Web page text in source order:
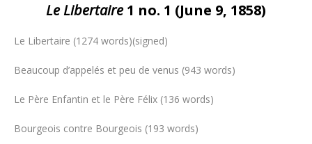
Le Libertaire1 no. 1 (June 9, 1858)
Le Libertaire (1274 words)(signed)
Beaucoup d’appelés et peu de venus (943 words)
Le Père Enfantin et le Père Félix (136 words)
Bourgeois contre Bourgeois (193 words)